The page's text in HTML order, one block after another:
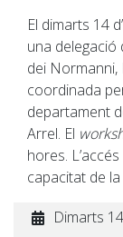
El dimarts 14
una delegació
dei Normanni,
coordinada
departament
Arrel. El
hores.
capacitat de la
Dimarts